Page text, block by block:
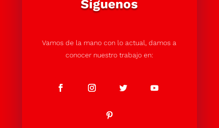
Síguenos
Vamos de la mano con lo actual, damos a
conocer nuestro trabajo en: